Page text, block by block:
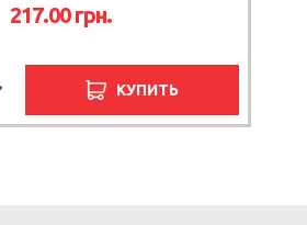
217.00грн.
КУПИТЬ